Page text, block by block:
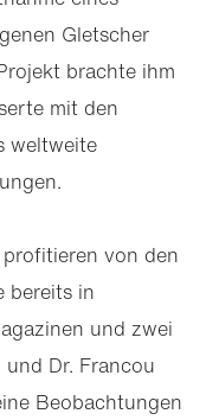
Gletscher
brachte ihm
mit den
weltweite
von den
bereits in
und zwei
Dr. Francou
Beobachtungen